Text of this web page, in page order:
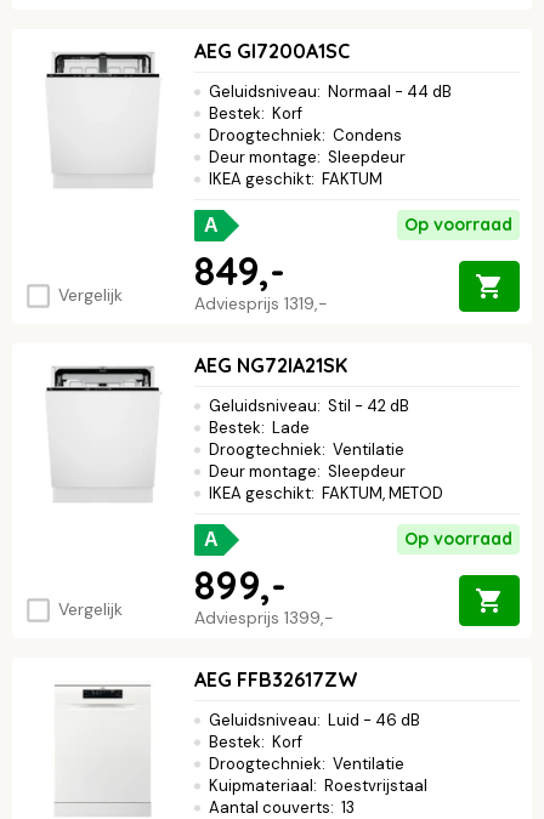
Vergelijk
AEG GI7200A1SC
Geluidsniveau: Normaal - 44 dB
Bestek: Korf
Droogtechniek: Condens
Deur montage: Sleepdeur
IKEA geschikt: FAKTUM
A Op voorraad
Adviesprijs 1319,-
849,-
Vergelijk
AEG NG72IA21SK
Geluidsniveau: Stil - 42 dB
Bestek: Lade
Droogtechniek: Ventilatie
Deur montage: Sleepdeur
IKEA geschikt: FAKTUM, METOD
A Op voorraad
Adviesprijs 1399,-
899,-
AEG FFB32617ZW
Geluidsniveau: Luid - 46 dB
Bestek: Korf
Droogtechniek: Ventilatie
Kuipmateriaal: Roestvrijstaal
Aantal couverts: 13